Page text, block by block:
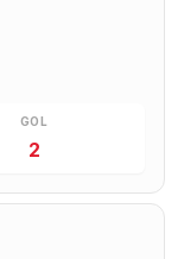
GOL
2